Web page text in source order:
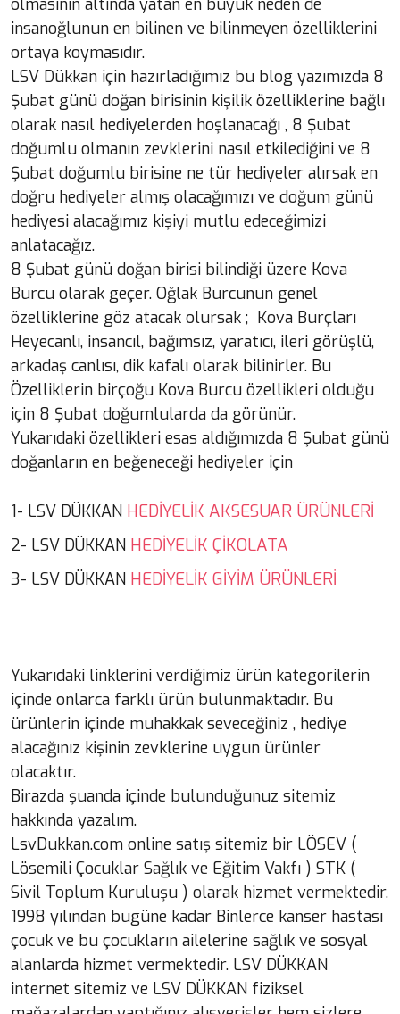
olmasının altında yatan en büyük neden de
insanoğlunun en bilinen ve bilinmeyen özelliklerini
ortaya koymasıdır.
LSV Dükkan için hazırladığımız bu blog yazımızda 8
Şubat günü doğan birisinin kişilik özelliklerine bağlı
olarak nasıl hediyelerden hoşlanacağı , 8 Şubat
doğumlu olmanın zevklerini nasıl etkilediğini ve 8
Şubat doğumlu birisine ne tür hediyeler alırsak en
doğru hediyeler almış olacağımızı ve doğum günü
hediyesi alacağımız kişiyi mutlu edeceğimizi
anlatacağız.
8 Şubat günü doğan birisi bilindiği üzere Kova
Burcu olarak geçer. Oğlak Burcunun genel
özelliklerine göz atacak olursak ; Kova Burçları
Heyecanlı, insancıl, bağımsız, yaratıcı, ileri görüşlü,
arkadaş canlısı, dik kafalı olarak bilinirler. Bu
Özelliklerin birçoğu Kova Burcu özellikleri olduğu
için 8 Şubat doğumlularda da görünür.
Yukarıdaki özellikleri esas aldığımızda 8 Şubat günü
doğanların en beğeneceği hediyeler için
1- LSV DÜKKAN HEDİYELİK AKSESUAR ÜRÜNLERİ
2- LSV DÜKKAN HEDİYELİK ÇİKOLATA
3- LSV DÜKKAN HEDİYELİK GİYİM ÜRÜNLERİ
Yukarıdaki linklerini verdiğimiz ürün kategorilerin
içinde onlarca farklı ürün bulunmaktadır. Bu
ürünlerin içinde muhakkak seveceğiniz , hediye
alacağınız kişinin zevklerine uygun ürünler
olacaktır.
Birazda şuanda içinde bulunduğunuz sitemiz
hakkında yazalım.
LsvDukkan.com online satış sitemiz bir LÖSEV (
Lösemili Çocuklar Sağlık ve Eğitim Vakfı ) STK (
Sivil Toplum Kuruluşu ) olarak hizmet vermektedir.
1998 yılından bugüne kadar Binlerce kanser hastası
çocuk ve bu çocukların ailelerine sağlık ve sosyal
alanlarda hizmet vermektedir. LSV DÜKKAN
internet sitemiz ve LSV DÜKKAN fiziksel